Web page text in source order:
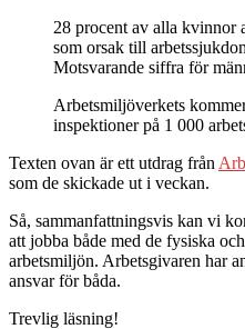
28 procent av alla kvinnor
som orsak till
Motsvarande siffra för
Arbetsmiljöverkets
inspektioner på 1 000
Texten ovan är ett utdrag från
som de skickade ut i veckan.
Så, sammanfattningsvis kan vi
att jobba både med de fysiska
arbetsmiljön. Arbetsgivaren har
ansvar för båda.
Trevlig läsning!